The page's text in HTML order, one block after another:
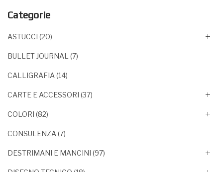
Categorie
ASTUCCI (20)
BULLET JOURNAL (7)
CALLIGRAFIA (14)
CARTE E ACCESSORI (37)
COLORI (82)
CONSULENZA (7)
DESTRIMANI E MANCINI (97)